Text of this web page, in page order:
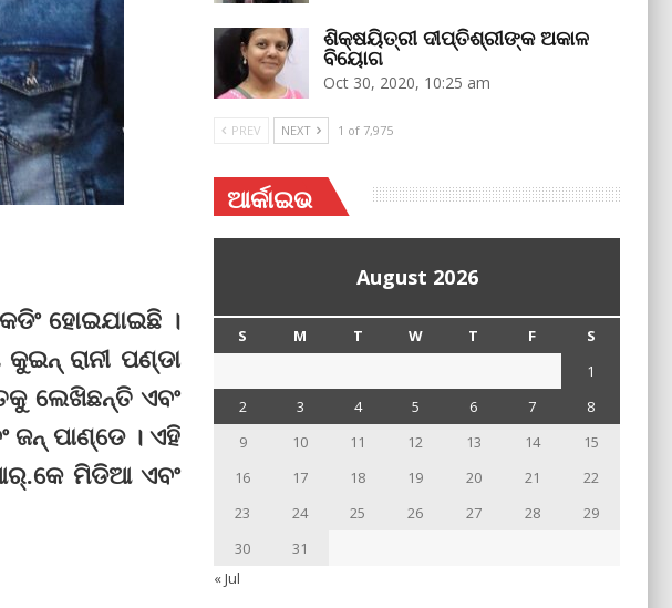
ହୋଇଯାଇଛି ।
ରାନୀ ପଣ୍ଡା
ଲେଖିଛନ୍ତି ଏବଂ
ଜନ୍ ପାଣ୍ଡେ । ଏହି
ମିଡିଆ ଏବଂ
ଶିକ୍ଷୟିତ୍ରୀ ଦୀପ୍ତିଶ୍ରୀଙ୍କ ଅକାଳ
ବିୟୋଗ
Oct 30, 2020, 10:25 am
PREV NEXT 1 of 7,975
ଆର୍କାଇଭ
August 2026
S M T W T F
S
1
2
3 4 5 6 7
8
9
10 11 12 13 14
15
16
17 18 19 20 21
22
23
24 25 26 27 28
29
30
31
« Jul